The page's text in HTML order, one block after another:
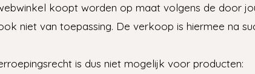
koopt worden op maat volgens de door
niet van toepassing. De verkoop is hiermee na
is dus niet mogelijk voor producten: